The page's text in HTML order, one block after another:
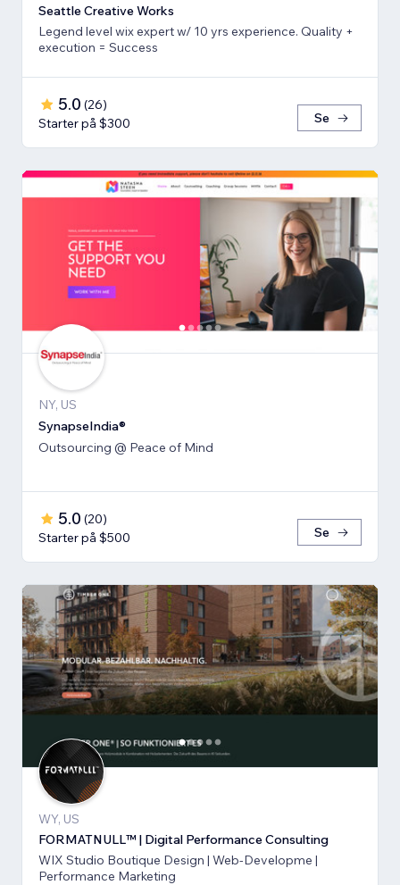
Seattle Creative Works
Legend level wix expert w/ 10 yrs experience. Quality +
execution = Success
5.0 (26)
Starter på $300
Se
NY, US
SynapseIndia®
Outsourcing @ Peace of Mind
5.0 (20)
Starter på $500
Se
WY, US
FORMATNULL™ | Digital Performance Consulting
WIX Studio Boutique Design | Web-Developme |
Performance Marketing